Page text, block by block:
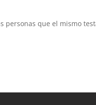
personas que el mismo